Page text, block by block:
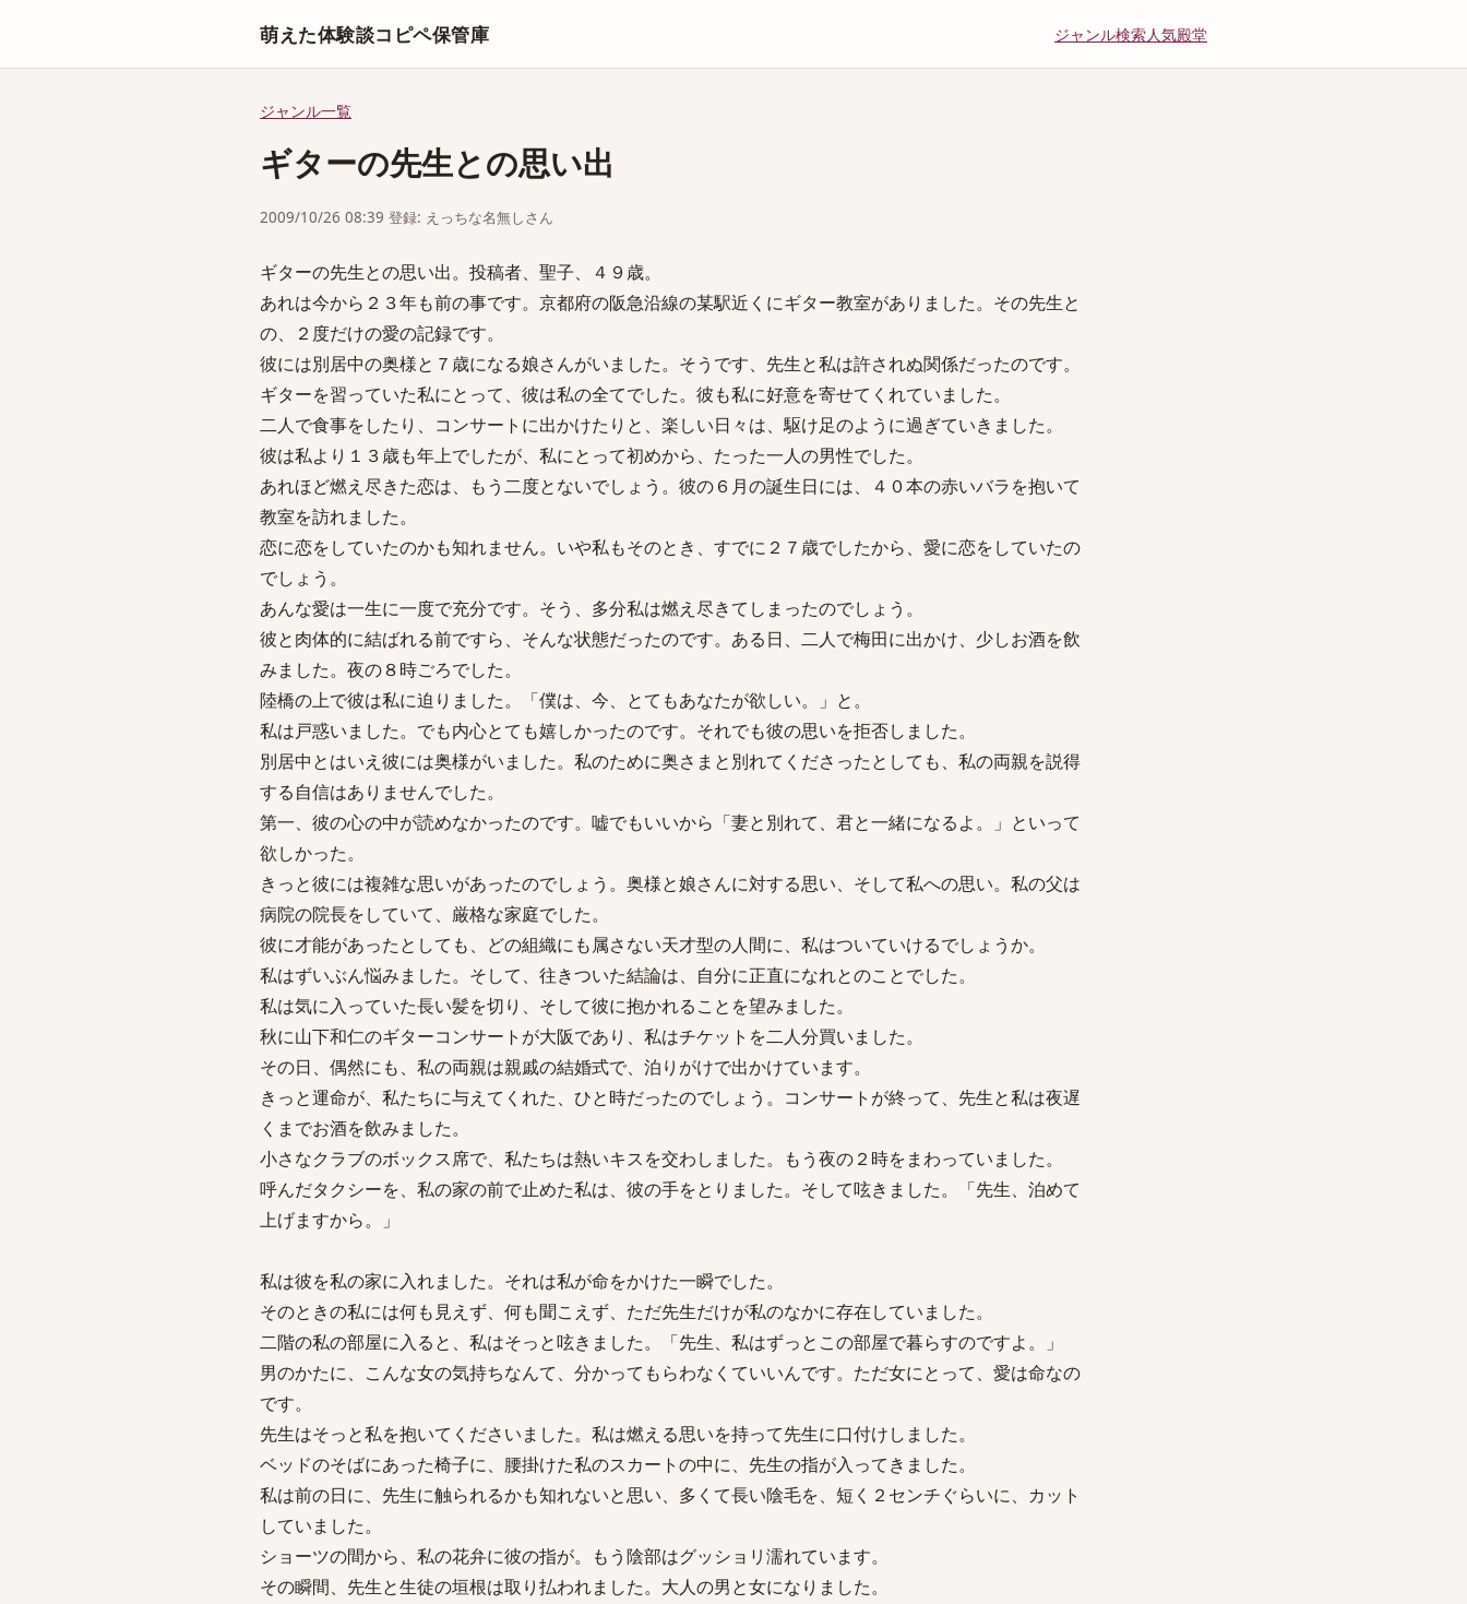
萌えた体験談コピペ保管庫 ジャンル検索人気殿堂
ジャンル一覧
ギターの先生との思い出
2009/10/26 08:39 登録: えっちな名無しさん
ギターの先生との思い出。投稿者、聖子、４９歳。
あれは今から２３年も前の事です。京都府の阪急沿線の某駅近くにギター教室がありました。その先生と
の、２度だけの愛の記録です。
彼には別居中の奥様と７歳になる娘さんがいました。そうです、先生と私は許されぬ関係だったのです。
ギターを習っていた私にとって、彼は私の全てでした。彼も私に好意を寄せてくれていました。
二人で食事をしたり、コンサートに出かけたりと、楽しい日々は、駆け足のように過ぎていきました。
彼は私より１３歳も年上でしたが、私にとって初めから、たった一人の男性でした。
あれほど燃え尽きた恋は、もう二度とないでしょう。彼の６月の誕生日には、４０本の赤いバラを抱いて
教室を訪れました。
恋に恋をしていたのかも知れません。いや私もそのとき、すでに２７歳でしたから、愛に恋をしていたの
でしょう。
あんな愛は一生に一度で充分です。そう、多分私は燃え尽きてしまったのでしょう。
彼と肉体的に結ばれる前ですら、そんな状態だったのです。ある日、二人で梅田に出かけ、少しお酒を飲
みました。夜の８時ごろでした。
陸橋の上で彼は私に迫りました。「僕は、今、とてもあなたが欲しい。」と。
私は戸惑いました。でも内心とても嬉しかったのです。それでも彼の思いを拒否しました。
別居中とはいえ彼には奥様がいました。私のために奥さまと別れてくださったとしても、私の両親を説得
する自信はありませんでした。
第一、彼の心の中が読めなかったのです。嘘でもいいから「妻と別れて、君と一緒になるよ。」といって
欲しかった。
きっと彼には複雑な思いがあったのでしょう。奥様と娘さんに対する思い、そして私への思い。私の父は
病院の院長をしていて、厳格な家庭でした。
彼に才能があったとしても、どの組織にも属さない天才型の人間に、私はついていけるでしょうか。
私はずいぶん悩みました。そして、往きついた結論は、自分に正直になれとのことでした。
私は気に入っていた長い髪を切り、そして彼に抱かれることを望みました。
秋に山下和仁のギターコンサートが大阪であり、私はチケットを二人分買いました。
その日、偶然にも、私の両親は親戚の結婚式で、泊りがけで出かけています。
きっと運命が、私たちに与えてくれた、ひと時だったのでしょう。コンサートが終って、先生と私は夜遅
くまでお酒を飲みました。
小さなクラブのボックス席で、私たちは熱いキスを交わしました。もう夜の２時をまわっていました。
呼んだタクシーを、私の家の前で止めた私は、彼の手をとりました。そして呟きました。「先生、泊めて
上げますから。」
私は彼を私の家に入れました。それは私が命をかけた一瞬でした。
そのときの私には何も見えず、何も聞こえず、ただ先生だけが私のなかに存在していました。
二階の私の部屋に入ると、私はそっと呟きました。「先生、私はずっとこの部屋で暮らすのですよ。」
男のかたに、こんな女の気持ちなんて、分かってもらわなくていいんです。ただ女にとって、愛は命なの
です。
先生はそっと私を抱いてくださいました。私は燃える思いを持って先生に口付けしました。
ベッドのそばにあった椅子に、腰掛けた私のスカートの中に、先生の指が入ってきました。
私は前の日に、先生に触られるかも知れないと思い、多くて長い陰毛を、短く２センチぐらいに、カット
していました。
ショーツの間から、私の花弁に彼の指が。もう陰部はグッショリ濡れています。
その瞬間、先生と生徒の垣根は取り払われました。大人の男と女になりました。